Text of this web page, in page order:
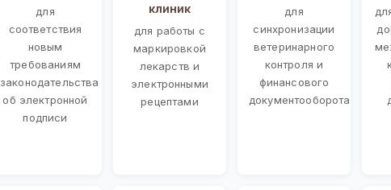
для
соответствия
новым
требованиям
законодательства
об электронной
подписи
клиник
для работы с
маркировкой
лекарств и
электронными
рецептами
для
синхронизации
ветеринарного
контроля и
финансового
документооборота